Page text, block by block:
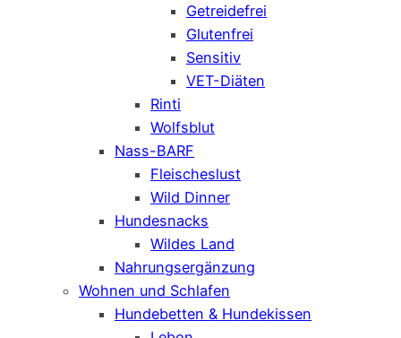
Getreidefrei
Glutenfrei
Sensitiv
VET-Diäten
Rinti
Wolfsblut
Nass-BARF
Fleischeslust
Wild Dinner
Hundesnacks
Wildes Land
Nahrungsergänzung
Wohnen und Schlafen
Hundebetten & Hundekissen